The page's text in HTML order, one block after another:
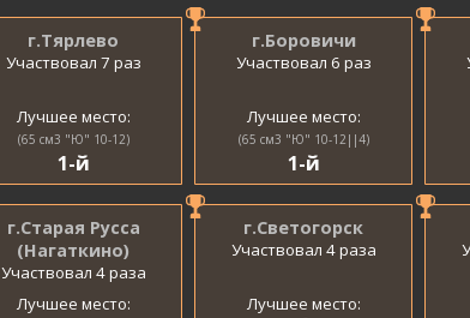
г.Тярлево
Участвовал 7 раз
Лучшее место:
(65 см3 "Ю" 10-12)
1-й
г.Боровичи
Участвовал 6 раз
Лучшее место:
(65 см3 "Ю" 10-12||4)
1-й
г.Старая Русса
(Нагаткино)
Участвовал 4 раза
Лучшее место:
г.Светогорск
Участвовал 4 раза
Лучшее место: